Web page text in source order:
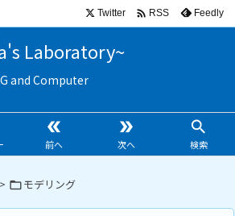
Laboratory~
and Computer

前へ

次へ

検索
Twitter  RSS Feedly
> モデリング